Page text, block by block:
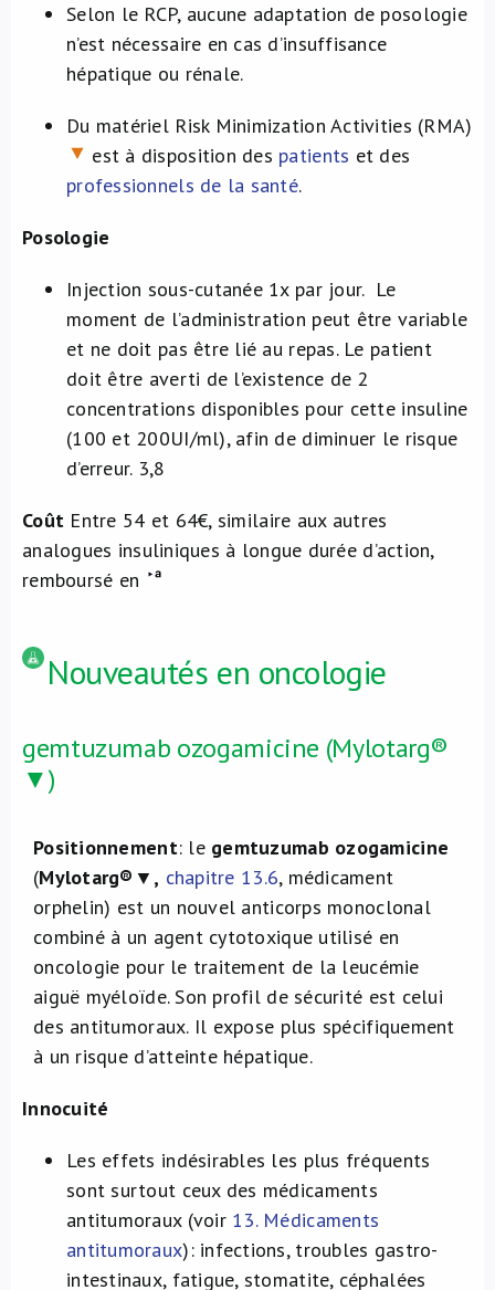
Selon le RCP, aucune adaptation de posologie
n’est nécessaire en cas d’insuffisance
hépatique ou rénale.
Du matériel Risk Minimization Activities (RMA)
est à disposition des patients et des
professionnels de la santé.
Posologie
Injection sous-cutanée 1x par jour. Le
moment de l’administration peut être variable
et ne doit pas être lié au repas. Le patient
doit être averti de l’existence de 2
concentrations disponibles pour cette insuline
(100 et 200UI/ml), afin de diminuer le risque
d’erreur. 3,8
Coût Entre 54 et 64€, similaire aux autres
analogues insuliniques à longue durée d’action,
remboursé en
Nouveautés en oncologie
gemtuzumab ozogamicine (Mylotarg®
▼)
Positionnement: le gemtuzumab ozogamicine
(Mylotarg®▼, chapitre 13.6, médicament
orphelin) est un nouvel anticorps monoclonal
combiné à un agent cytotoxique utilisé en
oncologie pour le traitement de la leucémie
aiguë myéloïde. Son profil de sécurité est celui
des antitumoraux. Il expose plus spécifiquement
à un risque d’atteinte hépatique.
Innocuité
Les effets indésirables les plus fréquents
sont surtout ceux des médicaments
antitumoraux (voir 13. Médicaments
antitumoraux): infections, troubles gastro-
intestinaux, fatigue, stomatite, céphalées